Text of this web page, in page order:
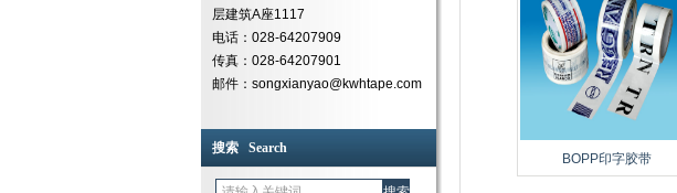
层建筑A座1117
电话：028-64207909
传真：028-64207901
邮件：songxianyao@kwhtape.com
搜索 Search
BOPP印字胶带